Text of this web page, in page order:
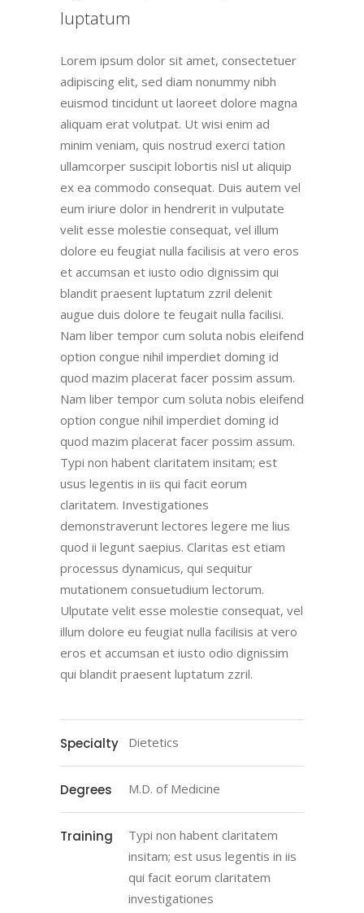
luptatum
Lorem ipsum dolor sit amet, consectetuer
adipiscing elit, sed diam nonummy nibh
euismod tincidunt ut laoreet dolore magna
aliquam erat volutpat. Ut wisi enim ad
minim veniam, quis nostrud exerci tation
ullamcorper suscipit lobortis nisl ut aliquip
ex ea commodo consequat. Duis autem vel
eum iriure dolor in hendrerit in vulputate
velit esse molestie consequat, vel illum
dolore eu feugiat nulla facilisis at vero eros
et accumsan et iusto odio dignissim qui
blandit praesent luptatum zzril delenit
augue duis dolore te feugait nulla facilisi.
Nam liber tempor cum soluta nobis eleifend
option congue nihil imperdiet doming id
quod mazim placerat facer possim assum.
Nam liber tempor cum soluta nobis eleifend
option congue nihil imperdiet doming id
quod mazim placerat facer possim assum.
Typi non habent claritatem insitam; est
usus legentis in iis qui facit eorum
claritatem. Investigationes
demonstraverunt lectores legere me lius
quod ii legunt saepius. Claritas est etiam
processus dynamicus, qui sequitur
mutationem consuetudium lectorum.
Ulputate velit esse molestie consequat, vel
illum dolore eu feugiat nulla facilisis at vero
eros et accumsan et iusto odio dignissim
qui blandit praesent luptatum zzril.
Specialty Dietetics
Degrees M.D. of Medicine
Training
Typi non habent claritatem
insitam; est usus legentis in iis
qui facit eorum claritatem
investigationes